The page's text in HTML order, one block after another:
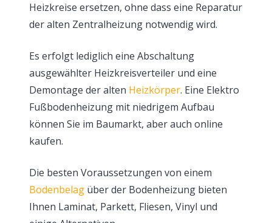
Heizkreise ersetzen, ohne dass eine Reparatur
der alten Zentralheizung notwendig wird.
Es erfolgt lediglich eine Abschaltung
ausgewählter Heizkreisverteiler und eine
Demontage der alten Heizkörper. Eine Elektro
Fußbodenheizung mit niedrigem Aufbau
können Sie im Baumarkt, aber auch online
kaufen.
Die besten Voraussetzungen von einem
Bodenbelag über der Bodenheizung bieten
Ihnen Laminat, Parkett, Fliesen, Vinyl und